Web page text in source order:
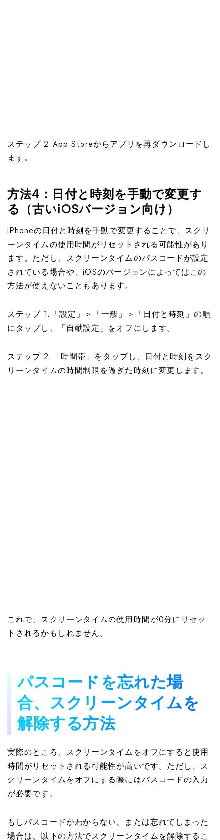
ステップ 2. App Storeからアプリを再ダウンロードし
ます。
方法4：日付と時刻を手動で変更す
る（古いiOSバージョン向け）
iPhoneの日付と時刻を手動で変更することで、スクリ
ーンタイムの使用時間がリセットされる可能性があり
ます。ただし、スクリーンタイムのパスコードが設定
されている場合や、iOSのバージョンによってはこの
方法が使えないこともあります。
ステップ 1. 「設定」＞「一般」＞「日付と時刻」の順
にタップし、「自動設定」をオフにします。
ステップ 2. 「時間帯」をタップし、日付と時刻をスク
リーンタイムの時間制限を過ぎた時刻に変更します。
これで、スクリーンタイムの使用時間が0分にリセッ
トされるかもしれません。
パスコードを忘れた場
合、スクリーンタイムを
解除する方法
実際のところ、スクリーンタイムをオフにすると使用
時間がリセットされる可能性が高いです。ただし、ス
クリーンタイムをオフにする際にはパスコードの入力
が必要です。
もしパスコードがわからない、または忘れてしまった
場合は、以下の方法でスクリーンタイムを解除するこ